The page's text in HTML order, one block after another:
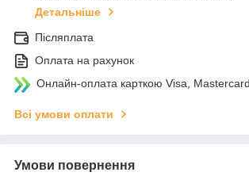
Детальніше
Післяплата
Оплата на рахунок
Онлайн-оплата карткою Visa,
Всі умови оплати
Умови повернення